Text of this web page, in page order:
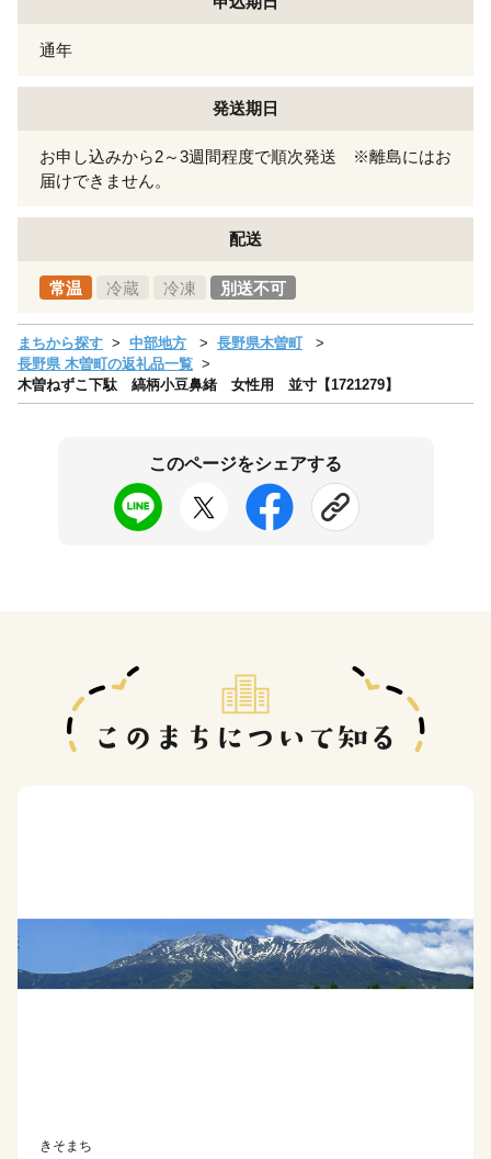
通年
発送期日
お申し込みから2～3週間程度で順次発送 ※離島にはお
届けできません。
配送
常温 冷蔵 冷凍 別送不可
まちから探す 中部地方
長野県木曽町
長野県 木曽町の返礼品一覧
木曽ねずこ下駄 縞柄小豆鼻緒 女性用 並寸【1721279】
このページをシェアする
きそまち